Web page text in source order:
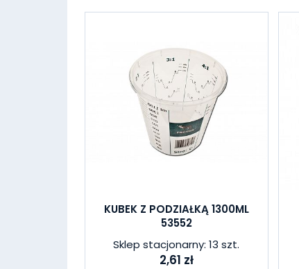
KUBEK Z PODZIAŁKĄ 1300ML
53552
Sklep stacjonarny: 13 szt.
2,61 zł